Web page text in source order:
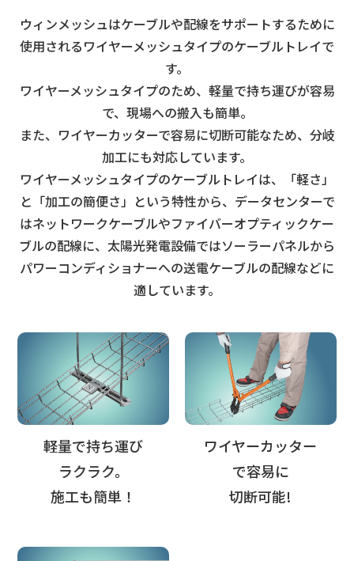
ウィンメッシュはケーブルや配線をサポートするために
使用されるワイヤーメッシュタイプのケーブルトレイで
す。
ワイヤーメッシュタイプのため、軽量で持ち運びが容易
で、現場への搬入も簡単。
また、ワイヤーカッターで容易に切断可能なため、分岐
加工にも対応しています。
ワイヤーメッシュタイプのケーブルトレイは、「軽さ」
と「加工の簡便さ」という特性から、 データセンターで
はネットワークケーブルやファイバーオプティックケー
ブルの配線に、 太陽光発電設備ではソーラーパネルから
パワーコンディショナーへの送電ケーブルの配線などに
適しています。
軽量で持ち運び
ラクラク。
施工も簡単！
ワイヤーカッター
で容易に
切断可能!